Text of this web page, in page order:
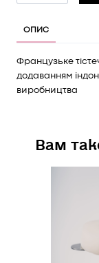
ОПИС
Французьке
додаванням
виробництва
Вам